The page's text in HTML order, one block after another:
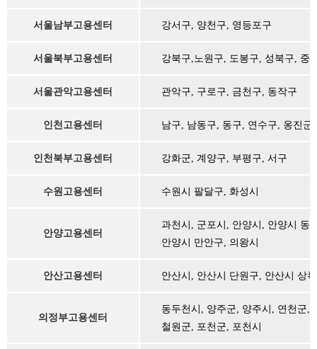
서울남부고용센터 강서구, 양천구, 영등포구
서울북부고용센터 강북구,노원구, 도봉구, 성북구, 중
서울관악고용센터 관악구, 구로구, 금천구, 동작구
인천고용센터 남구, 남동구, 동구, 연수구, 옹진군
인천북부고용센터 강화군, 계양구, 부평구, 서구
수원고용센터 수원시 팔달구, 화성시
안양고용센터
과천시, 군포시, 안양시, 안양시 동
안양시 만안구, 의왕시
안산고용센터 안산시, 안산시 단원구, 안산시 상
의정부고용센터
동두천시, 양주군, 양주시, 연천군,
철원군, 포천군, 포천시